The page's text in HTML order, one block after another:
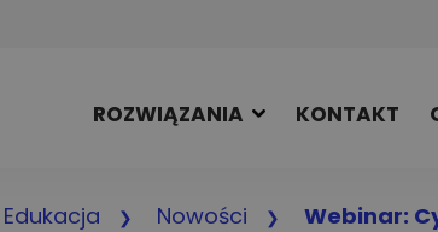
ROZWIĄZANIA KONTAKT
Edukacja Nowości Webinar: